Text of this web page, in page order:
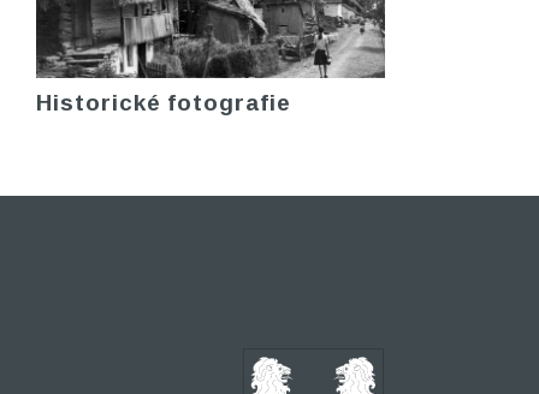
Historické fotografie